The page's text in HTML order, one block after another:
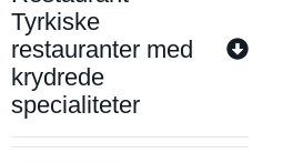
Tyrkiske
restauranter med
krydrede
specialiteter